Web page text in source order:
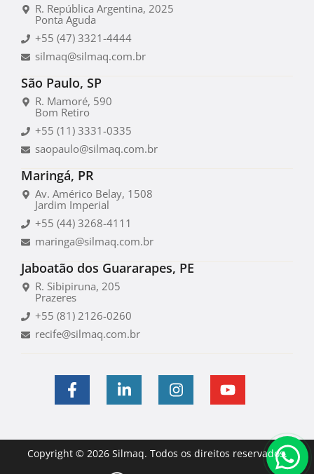
R. República Argentina, 2025
Ponta Aguda
+55 (47) 3321-4444
silmaq@silmaq.com.br
São Paulo, SP
R. Mamoré, 590
Bom Retiro
+55 (11) 3331-0335
saopaulo@silmaq.com.br
Maringá, PR
Av. Américo Belay, 1508
Jardim Imperial
+55 (44) 3268-4111
maringa@silmaq.com.br
Jaboatão dos Guararapes, PE
R. Sibipiruna, 205
Prazeres
+55 (81) 2126-0260
recife@silmaq.com.br
Copyright © 2026 Silmaq. Todos os direitos reservados.